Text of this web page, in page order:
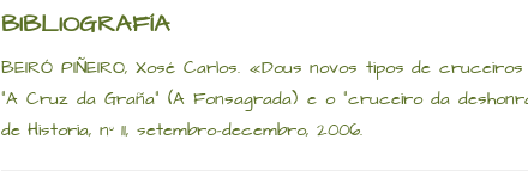
BIBLIOGRAFÍA
BEIRÓ PIÑEIRO, Xosé Carlos. «Dous novos tipos de
“A Cruz da Graña” (A Fonsagrada) e o “cruceiro da
de Historia, nº 11, setembro-decembro, 2006.